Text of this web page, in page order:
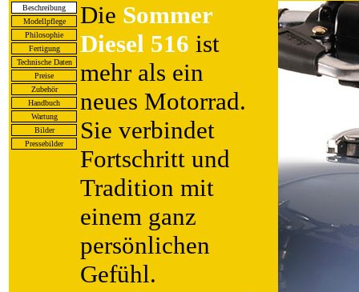
Beschreibung
Modellpflege
Philosophie
Fertigung
Technische Daten
Preise
Zubehör
Handbuch
Wartung
Bilder
Pressebilder
Die Sommer
Diesel 516 ist
mehr als ein
neues Motorrad.
Sie verbindet
Fortschritt und
Tradition mit
einem ganz
persönlichen
Gefühl.